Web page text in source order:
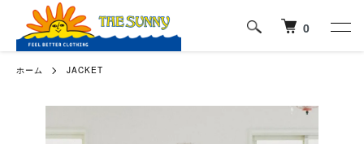
0
ホーム JACKET